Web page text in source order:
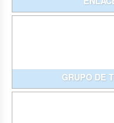
GRUPO DE